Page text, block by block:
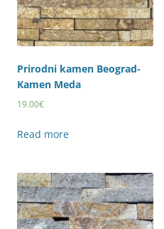
Prirodni kamen Beograd-
Kamen Meda
19.00€
Read more